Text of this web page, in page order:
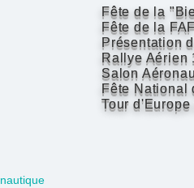
Fête de la
Fête de la
Présentation
Rallye Aérien
Salon
Fête National
Tour